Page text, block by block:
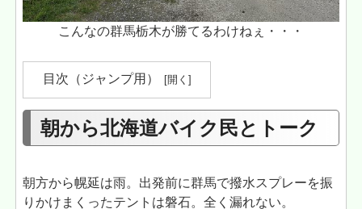
こんなの群馬栃木が勝てるわけねぇ・・・
目次（ジャンプ用）
朝から北海道バイク民とトーク
朝方から幌延は雨。出発前に群馬で撥水スプレーを振
りかけまくったテントは磐石。全く漏れない。